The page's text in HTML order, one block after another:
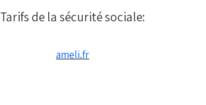
Tarifs de la sécurité sociale:
ameli.fr